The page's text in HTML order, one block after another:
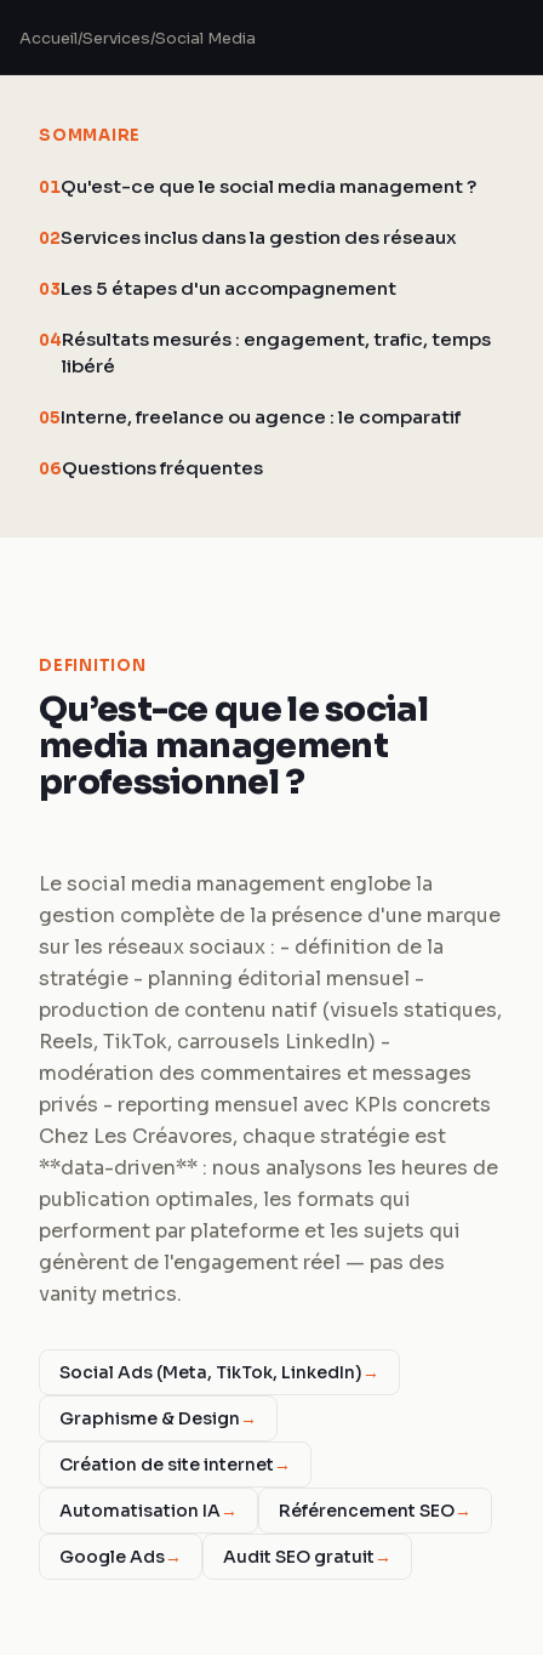
Accueil/Services/Social Media
SOMMAIRE
01Qu'est-ce que le social media management ?
02Services inclus dans la gestion des réseaux
03Les 5 étapes d'un accompagnement
04Résultats mesurés : engagement, trafic, temps
libéré
05Interne, freelance ou agence : le comparatif
06Questions fréquentes
DEFINITION
Qu’est-ce que le social
media management
professionnel ?
Le social media management englobe la
gestion complète de la présence d'une marque
sur les réseaux sociaux : - définition de la
stratégie - planning éditorial mensuel -
production de contenu natif (visuels statiques,
Reels, TikTok, carrousels LinkedIn) -
modération des commentaires et messages
privés - reporting mensuel avec KPIs concrets
Chez Les Créavores, chaque stratégie est
**data-driven** : nous analysons les heures de
publication optimales, les formats qui
performent par plateforme et les sujets qui
génèrent de l'engagement réel — pas des
vanity metrics.
Social Ads (Meta, TikTok, LinkedIn)→
Graphisme & Design→
Création de site internet→
Automatisation IA→ Référencement SEO→
Google Ads→ Audit SEO gratuit→